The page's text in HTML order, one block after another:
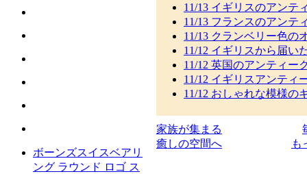
ボーンズスイスベアリ
ング ラウンド ロゴ ス
11/13 イギリスのアンテ
11/13 フランスのアンテ
11/13 クランベリー色の
11/12 イギリスから届い
11/12 英国のアンティー
11/12 イギリスアンティ
11/12 おしゃれな模様の
家族が集まる
癒しの空間へ
も